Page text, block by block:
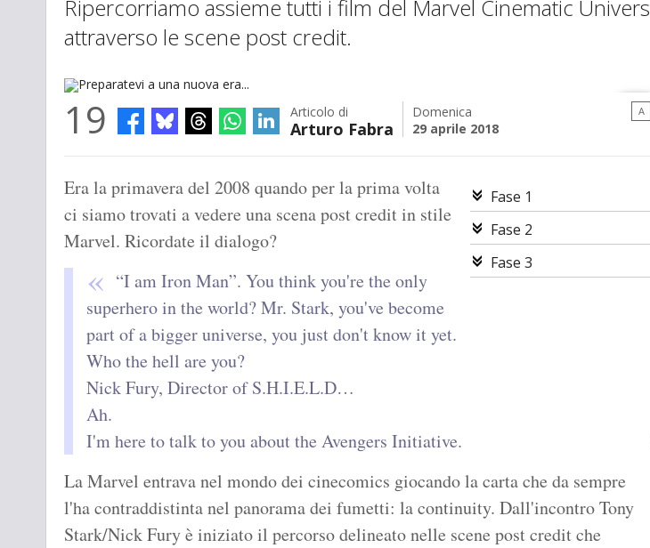
Ripercorriamo assieme tutti i film del Marvel Cinematic Univers
attraverso le scene post credit.
19 Articolo di
Arturo Fabra
Domenica
29 aprile 2018
A
Fase 1
Fase 2
Fase 3
Era la primavera del 2008 quando per la prima volta
ci siamo trovati a vedere una scena post credit in stile
Marvel. Ricordate il dialogo?
“I am Iron Man”. You think you're the only
superhero in the world? Mr. Stark, you've become
part of a bigger universe, you just don't know it yet.
Who the hell are you?
Nick Fury, Director of S.H.I.E.L.D…
Ah.
I'm here to talk to you about the Avengers Initiative.
La Marvel entrava nel mondo dei cinecomics giocando la carta che da sempre
l'ha contraddistinta nel panorama dei fumetti: la continuity. Dall'incontro Tony
Stark/Nick Fury è iniziato il percorso delineato nelle scene post credit che